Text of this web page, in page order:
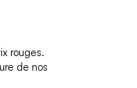
rouges.
de nos